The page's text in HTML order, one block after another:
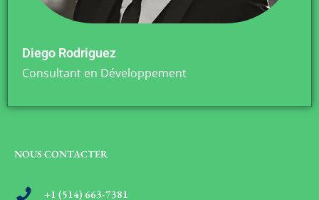
Diego Rodriguez
Consultant en Développement
NOUS CONTACTER
+1 (514) 663-7381